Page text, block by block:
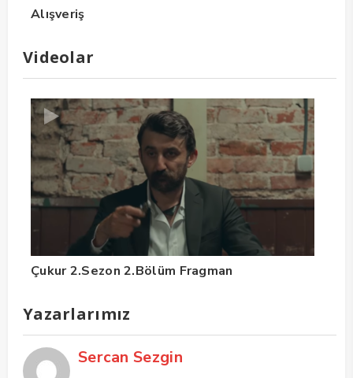
Alışveriş
Videolar
Çukur 2.Sezon 2.Bölüm Fragman
Yazarlarımız
Sercan Sezgin